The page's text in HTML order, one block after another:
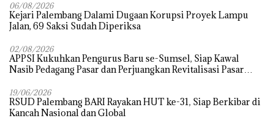
06/08/2026
Kejari Palembang Dalami Dugaan Korupsi Proyek Lampu
Jalan, 69 Saksi Sudah Diperiksa
02/08/2026
APPSI Kukuhkan Pengurus Baru se-Sumsel, Siap Kawal
Nasib Pedagang Pasar dan Perjuangkan Revitalisasi Pasar
19/06/2026
RSUD Palembang BARI Rayakan HUT ke-31, Siap Berkibar di
Kancah Nasional dan Global